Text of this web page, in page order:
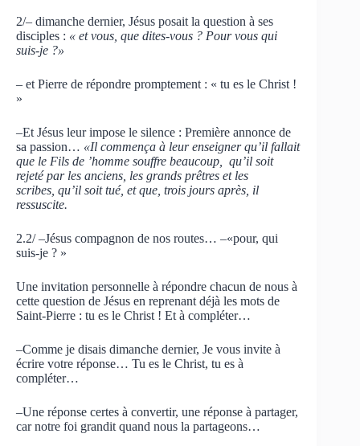
2/– dimanche dernier, Jésus posait la question à ses
disciples : « et vous, que dites-vous ? Pour vous qui
suis-je ?»
– et Pierre de répondre promptement : « tu es le Christ !
»
–Et Jésus leur impose le silence : Première annonce de
sa passion… «Il commença à leur enseigner qu’il fallait
que le Fils de ’homme souffre beaucoup, qu’il soit
rejeté par les anciens, les grands prêtres et les
scribes, qu’il soit tué, et que, trois jours après, il
ressuscite.
2.2/ –Jésus compagnon de nos routes… –«pour, qui
suis-je ? »
Une invitation personnelle à répondre chacun de nous à
cette question de Jésus en reprenant déjà les mots de
Saint-Pierre : tu es le Christ ! Et à compléter…
–Comme je disais dimanche dernier, Je vous invite à
écrire votre réponse… Tu es le Christ, tu es à
compléter…
–Une réponse certes à convertir, une réponse à partager,
car notre foi grandit quand nous la partageons…